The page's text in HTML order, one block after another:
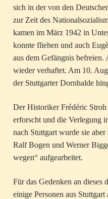
sich in der von den
zur Zeit des
kamen im März 1942 in
konnte fliehen und auch
aus dem Gefängnis
wieder verhaftet. Am 10.
der Stuttgarter Dornhalde
Der Historiker Frédéric Stroh
erforscht und die Verlegung
nach Stuttgart wurde sie
Ralf Bogen und Werner
wegen“ aufgearbeitet.
Für das Gedenken an dieses
einige Personen aus